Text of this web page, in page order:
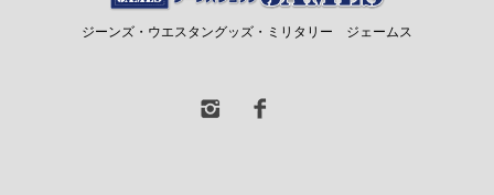
ジーンズ・ウエスタングッズ・ミリタリー ジェームス